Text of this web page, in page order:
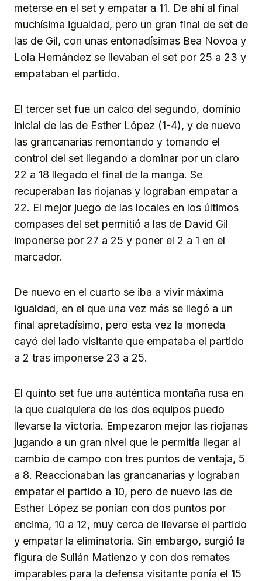
meterse en el set y empatar a 11. De ahí al final
muchísima igualdad, pero un gran final de set de
las de Gil, con unas entonadísimas Bea Novoa y
Lola Hernández se llevaban el set por 25 a 23 y
empataban el partido.
El tercer set fue un calco del segundo, dominio
inicial de las de Esther López (1-4), y de nuevo
las grancanarias remontando y tomando el
control del set llegando a dominar por un claro
22 a 18 llegado el final de la manga. Se
recuperaban las riojanas y lograban empatar a
22. El mejor juego de las locales en los últimos
compases del set permitió a las de David Gil
imponerse por 27 a 25 y poner el 2 a 1 en el
marcador.
De nuevo en el cuarto se iba a vivir máxima
igualdad, en el que una vez más se llegó a un
final apretadísimo, pero esta vez la moneda
cayó del lado visitante que empataba el partido
a 2 tras imponerse 23 a 25.
El quinto set fue una auténtica montaña rusa en
la que cualquiera de los dos equipos puedo
llevarse la victoria. Empezaron mejor las riojanas
jugando a un gran nivel que le permitía llegar al
cambio de campo con tres puntos de ventaja, 5
a 8. Reaccionaban las grancanarias y lograban
empatar el partido a 10, pero de nuevo las de
Esther López se ponían con dos puntos por
encima, 10 a 12, muy cerca de llevarse el partido
y empatar la eliminatoria. Sin embargo, surgió la
figura de Sulián Matienzo y con dos remates
imparables para la defensa visitante ponía el 15